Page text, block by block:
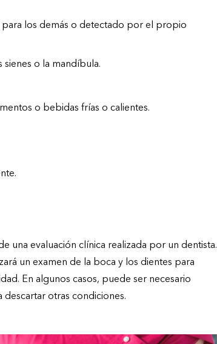
para los demás o detectado por el propio
sienes o la mandíbula.
o bebidas frías o calientes.
una evaluación clínica realizada por un dentista.
un examen de la boca y los dientes para
En algunos casos, puede ser necesario
otras condiciones.